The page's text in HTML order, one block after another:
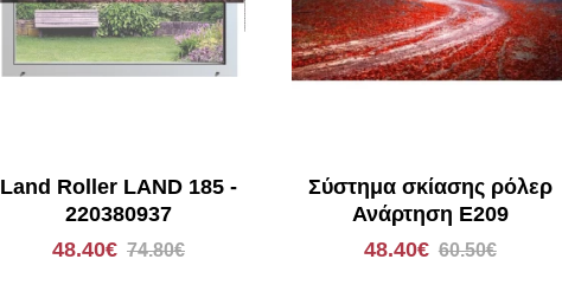
Land Roller LAND 185 -
220380937
48.40€ 74.80€
Σύστημα σκίασης ρόλερ
Ανάρτηση E209
48.40€ 60.50€